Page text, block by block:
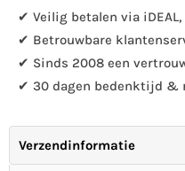
✔ Veilig betalen via
✔ Betrouwbare
✔ Sinds 2008 een
✔ 30 dagen bedenktijd &
Verzendinformatie